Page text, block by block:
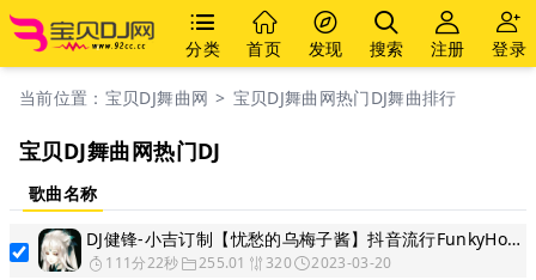
分类 首页 发现 搜索 注册 登录
当前位置： 宝贝DJ舞曲网 > 宝贝DJ舞曲网热门DJ舞曲排行
宝贝DJ舞曲网热门DJ
歌曲名称
DJ健锋-小吉订制【忧愁的乌梅子酱】抖音流行FunkyHouse慢摇体验
111分22秒 255.01 320 2023-03-20